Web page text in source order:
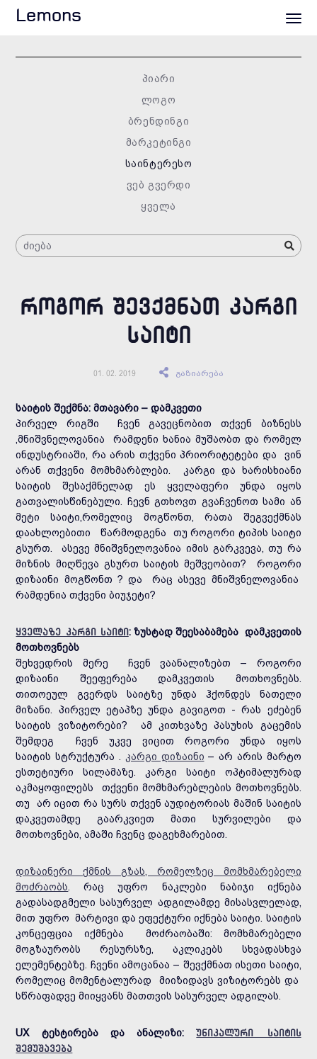
Lemons
პიარი
ლოგო
ბრენდინგი
მარკეტინგი
საინტერესო
ვებ გვერდი
ყველა
ᲠᲝᲒᲝᲠ ᲨᲔᲕᲥᲛᲜᲐᲗ ᲙᲐᲠᲒᲘ
ᲡᲐᲘᲢᲘ
01. 02. 2019 გაზიარება
საიტის შექმნა: მთავარი – დამკვეთი
პირველ რიგში ჩვენ გავეცნობით თქვენ ბიზნესს
,მნიშვნელოვანია რამდენი ხანია მუშაობთ და რომელ
ინდუსტრიაში, რა არის თქვენი პრიორიტეტები და ვინ
არან თქვენი მომხმარბლები. კარგი და ხარისხიანი
საიტის შესაქმნელად ეს ყველაფერი უნდა იყოს
გათვალისწინებული. ჩევნ გთხოვთ გვაჩვენოთ სამი ან
მეტი საიტი,რომელიც მოგწონთ, რათა შეგვექმნას
დაახლოებითი წარმოდგენა თუ როგორი ტიპის საიტი
გსურთ. ასევე მნიშვნელოვანია იმის გარკვევა, თუ რა
მიზნის მიღწევა გსურთ საიტის მეშვეობით? როგორი
დიზაინი მოგწონთ ? და რაც ასევე მნიშვნელოვანია
რამდენია თქვენი ბიუჯეტი?
ყველაზე კარგი საიტი: ზუსტად შეესაბამება დამკვეთის
მოთხოვნებს
შეხვედრის მერე ჩვენ ვაანალიზებთ – როგორი
დიზაინი შეეფერება დამკვეთის მოთხოვნებს.
თითოეულ გვერდს საიტზე უნდა ჰქონდეს ნათელი
მიზანი. პირველ ეტაპზე უნდა გავიგოთ - რას ეძებენ
საიტის ვიზიტორები? ამ კითხვაზე პასუხის გაცემის
შემდეგ ჩვენ უკვე ვიცით როგორი უნდა იყოს
საიტის სტრუქტურა . კარგი დიზაინი – არ არის მარტო
ესთეტიური სილამაზე. კარგი საიტი ოპტიმალურად
აკმაყოფილებს თქვენი მომხმარებლების მოთხოვნებს.
თუ არ იცით რა სურს თქვენ აუდიტორიას მაშინ საიტის
დაკვეთამდე გაარკვიეთ მათი სურვილები და
მოთხოვნები, ამაში ჩვენც დაგეხმარებით.
დიზაინერი ქმნის გზას, რომელზეც მომხმარებელი
მოძრაობს . რაც უფრო ნაკლები ნაბიჯი იქნება
გადასადგმელი სასურველ ადგილამდე მისასვლელად,
მით უფრო მარტივი და ეფექტური იქნება საიტი. საიტის
კონცეფცია იქმნება მოძრაობაში: მომხმარებელი
მოგზაურობს რესურსზე, აკლიკებს სხვადასხვა
ელემენტებზე. ჩვენი ამოცანაა – შევქმნათ ისეთი საიტი,
რომელიც მომენტალურად მიიზიდავს ვიზიტორებს და
სწრაფადვე მიიყვანს მათთვის სასურველ ადგილას.
UX ტესტირება და ანალიზი:უნიკალური საიტის
შემუშავება